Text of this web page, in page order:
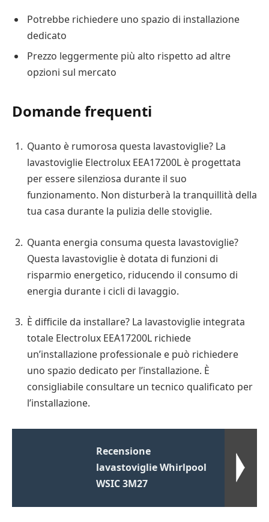
Potrebbe richiedere uno spazio di installazione
dedicato
Prezzo leggermente più alto rispetto ad altre
opzioni sul mercato
Domande frequenti
Quanto è rumorosa questa lavastoviglie? La
lavastoviglie Electrolux EEA17200L è progettata
per essere silenziosa durante il suo
funzionamento. Non disturberà la tranquillità della
tua casa durante la pulizia delle stoviglie.
Quanta energia consuma questa lavastoviglie?
Questa lavastoviglie è dotata di funzioni di
risparmio energetico, riducendo il consumo di
energia durante i cicli di lavaggio.
È difficile da installare? La lavastoviglie integrata
totale Electrolux EEA17200L richiede
un’installazione professionale e può richiedere
uno spazio dedicato per l’installazione. È
consigliabile consultare un tecnico qualificato per
l’installazione.
Recensione
lavastoviglie Whirlpool
WSIC 3M27